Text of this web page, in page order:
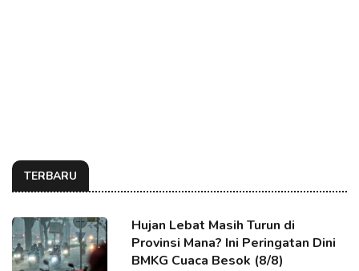
TERBARU
Hujan Lebat Masih Turun di
Provinsi Mana? Ini Peringatan Dini
BMKG Cuaca Besok (8/8)